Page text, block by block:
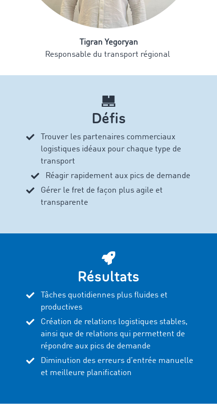
Tigran Yegoryan
Responsable du transport régional
Défis
Trouver les partenaires commerciaux
logistiques idéaux pour chaque type de
transport
Réagir rapidement aux pics de demande
Gérer le fret de façon plus agile et
transparente
Résultats
Tâches quotidiennes plus fluides et
productives
Création de relations logistiques stables,
ainsi que de relations qui permettent de
répondre aux pics de demande
Diminution des erreurs d’entrée manuelle
et meilleure planification